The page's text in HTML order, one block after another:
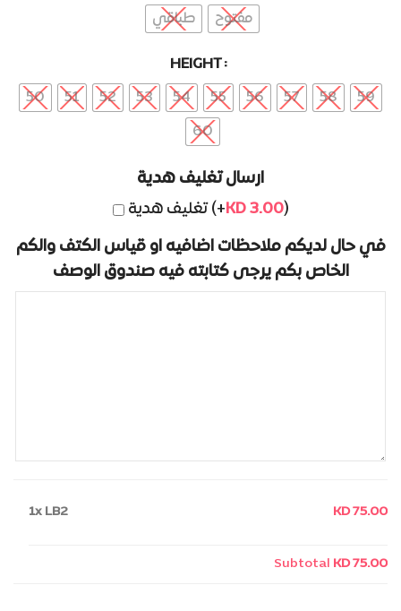
طباقي
مفتوح
HEIGHT
50
51 52 53 54 55 56 57 58
59
60
ارسال تغليف هدية
تغليف هدية (+KD3.00)
في حال لديكم ملاحظات اضافيه او قياس الكتف والكم
الخاص بكم يرجى كتابته فيه صندوق الوصف
1x LB2 KD 75.00
Subtotal KD 75.00